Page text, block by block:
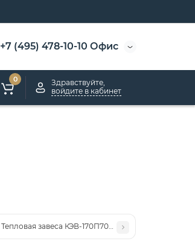
+7 (495) 478-10-10 Офис
0
Здравствуйте,
войдите в кабинет
Тепловая завеса КЭВ-170П7010W